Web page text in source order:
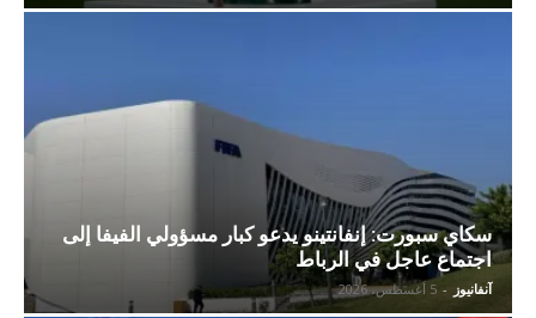
سكاي سبورت: إنفانتينو يدعو كبار مسؤولي الفيفا إلى
اجتماع عاجل في الرباط
آنفانيوز - 5 أغسطس، 2026